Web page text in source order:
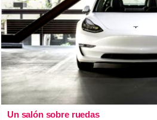
Un salón sobre ruedas